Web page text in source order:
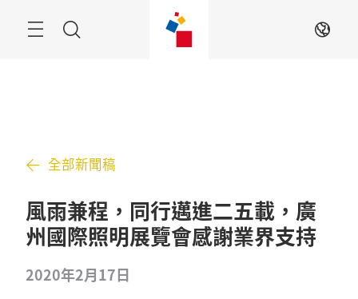
ZH
全部新聞稿
風雨兼程，同行邁進二五載，廣
州國際照明展覽會感謝業界支持
2020年2月17日